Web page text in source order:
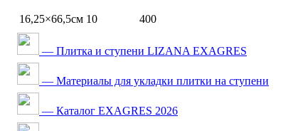
16,25×66,5см 10 400
— Плитка и ступени LIZANA EXAGRES
— Материалы для укладки плитки на ступени
— Каталог EXAGRES 2026